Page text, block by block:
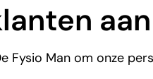
Fysio Man om onze